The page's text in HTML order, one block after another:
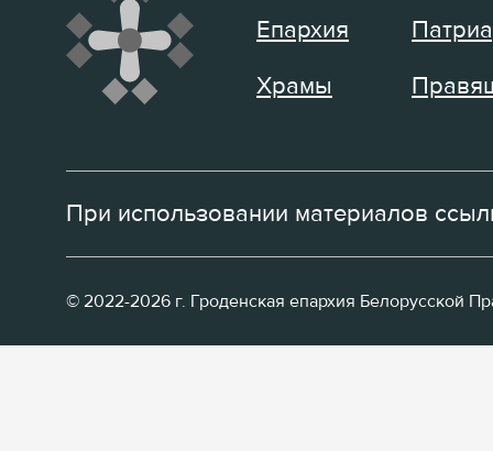
Епархия
Храмы
При использовании материалов
© 2022-2026 г. Гроденская епархия Белорусской